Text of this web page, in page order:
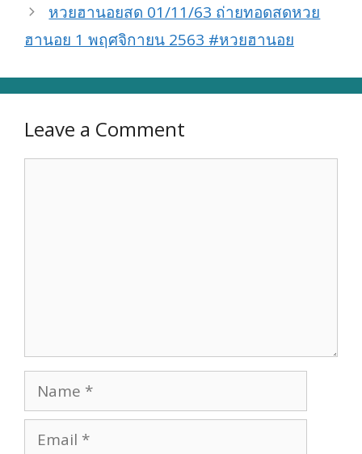
หวยฮานอยสด 01/11/63 ถ่ายทอดสดหวย
ฮานอย 1 พฤศจิกายน 2563 #หวยฮานอย
Leave a Comment
Name
Email